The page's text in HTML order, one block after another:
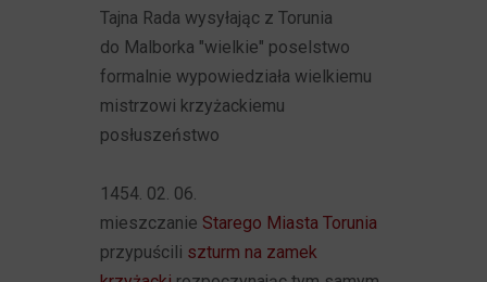
Tajna Rada wysyłając z Torunia
do Malborka "wielkie" poselstwo
formalnie wypowiedziała wielkiemu
mistrzowi krzyżackiemu
posłuszeństwo
1454. 02. 06.
mieszczanie Starego Miasta Torunia
przypuścili szturm na zamek